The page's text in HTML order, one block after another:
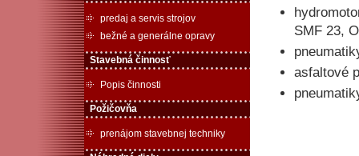
predaj a servis strojov
bežné a generálne opravy
Stavebná činnosť
Popis činnosti
Požičovňa
prenájom stavebnej techniky
SMF 23,
asfaltové